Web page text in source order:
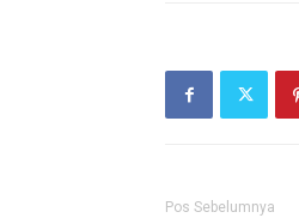
Pos Sebelumnya